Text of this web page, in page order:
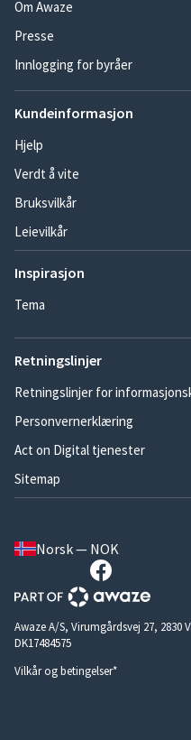
Om Awaze
Presse
Innlogging for byråer
Kundeinformasjon
Hjelp
Verdt å vite
Bruksvilkår
Leievilkår
Inspirasjon
Tema
Retningslinjer
Retningslinjer for
Personvernerklæring
Act on Digital tjenester
Sitemap
Norsk — NOK
Awaze A/S, Virumgårdsvej 27, 2830
DK17484575
Vilkår og betingelser*